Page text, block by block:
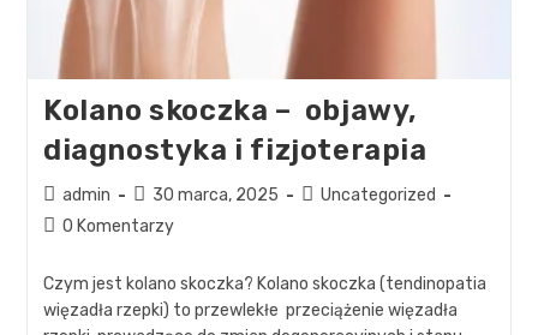
Kolano skoczka – objawy,
diagnostyka i fizjoterapia
admin 30 marca, 2025
Uncategorized
0 Komentarzy
Czym jest kolano skoczka? Kolano skoczka (tendinopatia
więzadła rzepki) to przewlekłe przeciążenie więzadła